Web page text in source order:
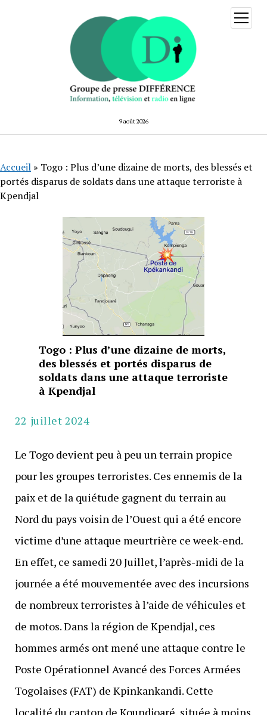
9 août 2026
ouvrir
menu
Accueil » Togo : Plus d’une dizaine de morts, des blessés et
portés disparus de soldats dans une attaque terroriste à
Kpendjal
Togo : Plus d’une dizaine de morts,
des blessés et portés disparus de
soldats dans une attaque terroriste
à Kpendjal
22 juillet 2024
Le Togo devient peu à peu un terrain propice
pour les groupes terroristes. Ces ennemis de la
paix et de la quiétude gagnent du terrain au
Nord du pays voisin de l’Ouest qui a été encore
victime d’une attaque meurtrière ce week-end.
En effet, ce samedi 20 Juillet, l’après-midi de la
journée a été mouvementée avec des incursions
de nombreux terroristes à l’aide de véhicules et
de motos. Dans la région de Kpendjal, ces
hommes armés ont mené une attaque contre le
Poste Opérationnel Avancé des Forces Armées
Togolaises (FAT) de Kpinkankandi. Cette